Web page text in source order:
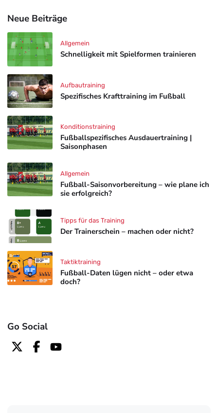
Neue Beiträge
Schnelligkeit mit Spielformen trainieren
Allgemein
Spezifisches Krafttraining im Fußball
Aufbautraining
Fußballspezifisches Ausdauertraining |
Saisonphasen
Konditionstraining
Fußball-Saisonvorbereitung – wie plane ich
sie erfolgreich?
Allgemein
Der Trainerschein – machen oder nicht?
Tipps für das Training
Fußball-Daten lügen nicht – oder etwa
doch?
Taktiktraining
Go Social